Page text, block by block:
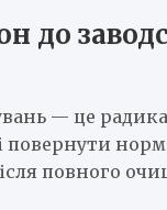
до
— це
повного